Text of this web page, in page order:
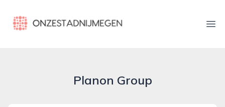
onzestadnijmegen.nl
Planon Group